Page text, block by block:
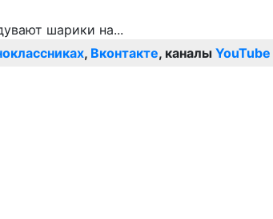
, Вконтакте, каналы YouTube